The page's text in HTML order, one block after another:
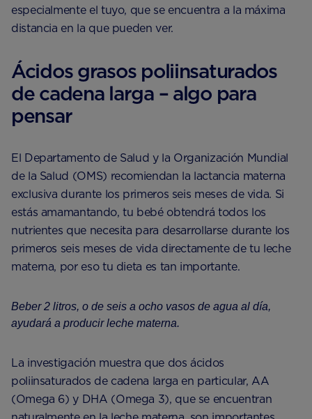
especialmente el tuyo, que se encuentra a la máxima
distancia en la que pueden ver.
Ácidos grasos poliinsaturados
de cadena larga – algo para
pensar
El Departamento de Salud y la Organización Mundial
de la Salud (OMS) recomiendan la lactancia materna
exclusiva durante los primeros seis meses de vida. Si
estás amamantando, tu bebé obtendrá todos los
nutrientes que necesita para desarrollarse durante los
primeros seis meses de vida directamente de tu leche
materna, por eso tu dieta es tan importante.
Beber 2 litros, o de seis a ocho vasos de agua al día,
ayudará a producir leche materna.
La investigación muestra que dos ácidos
poliinsaturados de cadena larga en particular, AA
(Omega 6) y DHA (Omega 3), que se encuentran